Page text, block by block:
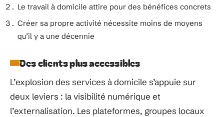
Le travail à domicile attire pour des bénéfices concrets
Créer sa propre activité nécessite moins de moyens
qu’il y a une décennie
Des clients plus accessibles
L’explosion des services à domicile s’appuie sur
deux leviers : la visibilité numérique et
l’externalisation. Les plateformes, groupes locaux